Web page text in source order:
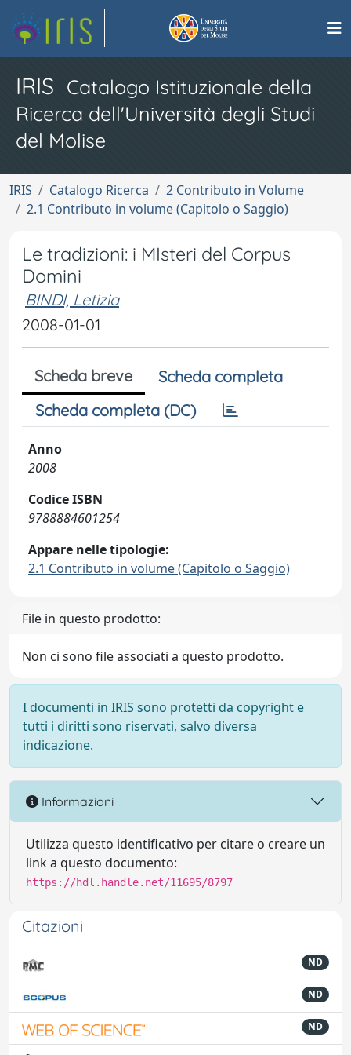
IRIS Catalogo Istituzionale della
Ricerca dell'Università degli Studi
del Molise
IRIS Catalogo Ricerca
2 Contributo in Volume
2.1 Contributo in volume (Capitolo o Saggio)
Le tradizioni: i MIsteri del Corpus
Domini
BINDI, Letizia
2008-01-01
Scheda breve
Scheda completa
Scheda completa (DC)
Anno
2008
Codice ISBN
9788884601254
Appare nelle tipologie:
2.1 Contributo in volume (Capitolo o Saggio)
File in questo prodotto:
Non ci sono file associati a questo prodotto.
I documenti in IRIS sono protetti da copyright e
tutti i diritti sono riservati, salvo diversa
indicazione.
Informazioni
Utilizza questo identificativo per citare o creare un
link a questo documento:
https://hdl.handle.net/11695/8797
Citazioni
ND
ND
ND